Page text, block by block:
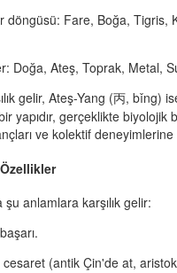
döngüsü: Fare, Boğa, Tigris,
Doğa, Ateş, Toprak, Metal,
gelir, Ateş-Yang (丙, bǐng)
yapıdır, gerçeklikte biyolojik
ve kolektif deneyimlerine
anlamlara karşılık gelir:
cesaret (antik Çin'de at,